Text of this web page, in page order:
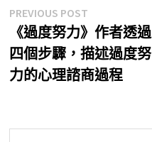
文
章
導
PREVIOUS POSTPrevious
post:
《過度努力》作者透過
四個步驟，描述過度努
力的心理諮商過程